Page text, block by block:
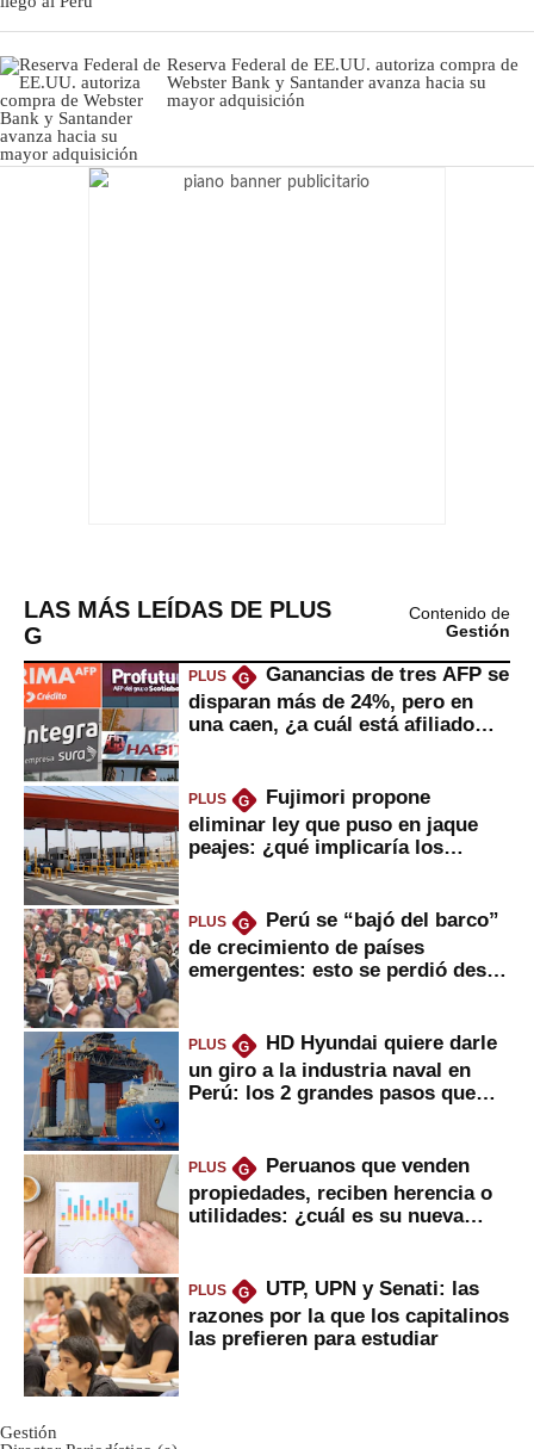
Reserva Federal de EE.UU. autoriza compra de
Webster Bank y Santander avanza hacia su
mayor adquisición
LAS MÁS LEÍDAS DE PLUS
G
Contenido de
Gestión
PLUS G
Ganancias de tres AFP se
disparan más de 24%, pero en
una caen, ¿a cuál está afiliado
PLUS G
Fujimori propone
eliminar ley que puso en jaque
peajes: ¿qué implicaría los
PLUS G
Perú se “bajó del barco”
de crecimiento de países
emergentes: esto se perdió desde
PLUS G
HD Hyundai quiere darle
un giro a la industria naval en
Perú: los 2 grandes pasos que
PLUS G
Peruanos que venden
propiedades, reciben herencia o
utilidades: ¿cuál es su nueva
PLUS G
UTP, UPN y Senati: las
razones por la que los capitalinos
las prefieren para estudiar
Gestión